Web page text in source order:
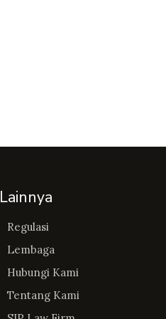
Lainnya
Regulasi
Lembaga
Hubungi Kami
Tentang Kami